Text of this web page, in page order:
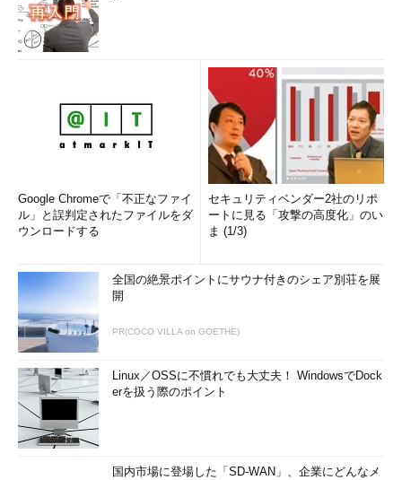
Google Chromeで「不正なファイ
ル」と誤判定されたファイルをダ
ウンロードする
セキュリティベンダー2社のリポ
ートに見る「攻撃の高度化」のい
ま (1/3)
全国の絶景ポイントにサウナ付きのシェア別荘を展
開
PR(COCO VILLA on GOETHE)
Linux／OSSに不慣れでも大丈夫！ WindowsでDock
erを扱う際のポイント
国内市場に登場した「SD-WAN」、企業にどんなメ